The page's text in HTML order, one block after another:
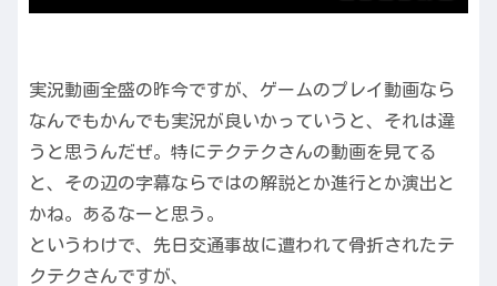
実況動画全盛の昨今ですが、ゲームのプレイ動画なら
なんでもかんでも実況が良いかっていうと、それは違
うと思うんだぜ。特にテクテクさんの動画を見てる
と、その辺の字幕ならではの解説とか進行とか演出と
かね。あるなーと思う。
というわけで、先日交通事故に遭われて骨折されたテ
クテクさんですが、